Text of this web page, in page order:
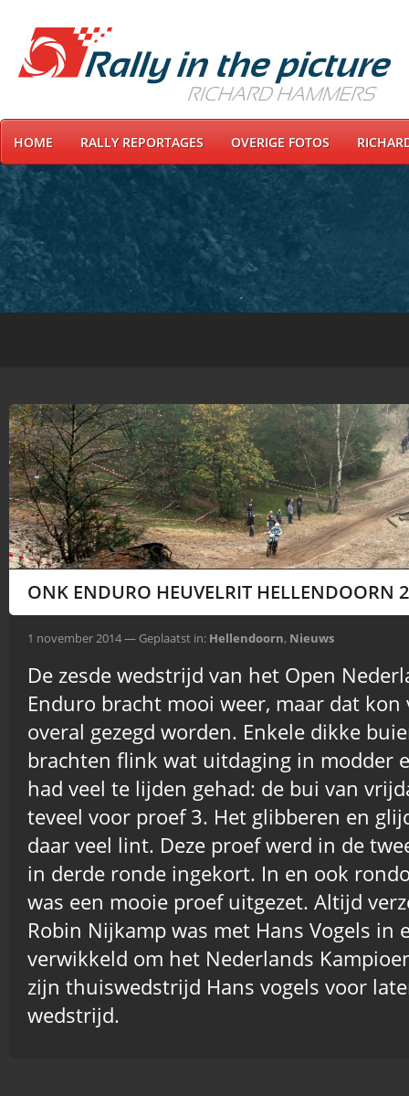
HOME RALLY REPORTAGES OVERIGE FOTOS
ONK ENDURO HEUVELRIT HELLENDOORN
1 november 2014 — Geplaatst in: Hellendoorn, Nieuws
De zesde wedstrijd van het Open
Enduro bracht mooi weer, maar dat
overal gezegd worden. Enkele dikke
brachten flink wat uitdaging in modder
had veel te lijden gehad: de bui van
teveel voor proef 3. Het glibberen en
daar veel lint. Deze proef werd in de
in derde ronde ingekort. In en ook
was een mooie proef uitgezet. Altijd
Robin Nijkamp was met Hans Vogels in
verwikkeld om het Nederlands
zijn thuiswedstrijd Hans vogels voor
wedstrijd.